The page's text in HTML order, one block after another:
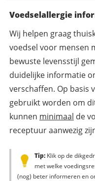
Voedselallergie
Wij helpen graag
voedsel voor mensen
bewuste levensstijl
duidelijke informatie
verschaffen. Op basis
gebruikt worden om
kunnen minimaal de
receptuur aanwezig
Tip:Klik op de
met welke
(nog) beter informeren en